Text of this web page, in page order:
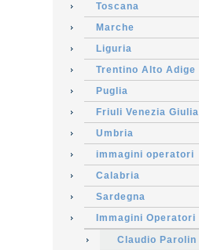
Toscana
Marche
Liguria
Trentino Alto Adige
Puglia
Friuli Venezia Giulia
Umbria
immagini operatori
Calabria
Sardegna
Immagini Operatori
Claudio Parolin